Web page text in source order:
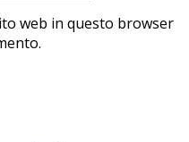
web in questo browser